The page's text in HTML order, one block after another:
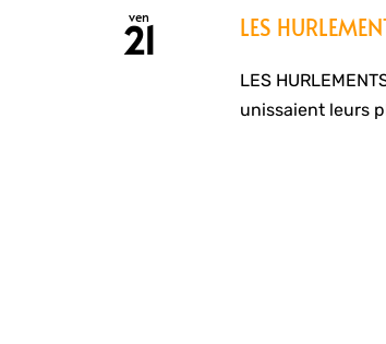
ven
21 LES
LES
unissaient leurs